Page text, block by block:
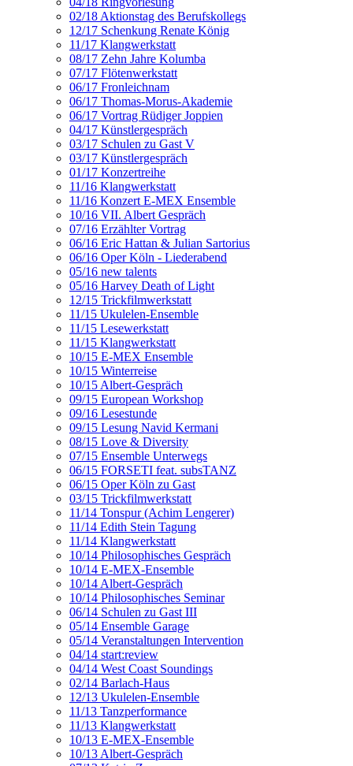
02/18 Aktionstag des Berufskollegs
12/17 Schenkung Renate König
11/17 Klangwerkstatt
08/17 Zehn Jahre Kolumba
07/17 Flötenwerkstatt
06/17 Fronleichnam
06/17 Thomas-Morus-Akademie
06/17 Vortrag Rüdiger Joppien
04/17 Künstlergespräch
03/17 Schulen zu Gast V
03/17 Künstlergespräch
01/17 Konzertreihe
11/16 Klangwerkstatt
11/16 Konzert E-MEX Ensemble
10/16 VII. Albert Gespräch
07/16 Erzählter Vortrag
06/16 Eric Hattan & Julian Sartorius
06/16 Oper Köln - Liederabend
05/16 new talents
05/16 Harvey Death of Light
12/15 Trickfilmwerkstatt
11/15 Ukulelen-Ensemble
11/15 Lesewerkstatt
11/15 Klangwerkstatt
10/15 E-MEX Ensemble
10/15 Winterreise
10/15 Albert-Gespräch
09/15 European Workshop
09/16 Lesestunde
09/15 Lesung Navid Kermani
08/15 Love & Diversity
07/15 Ensemble Unterwegs
06/15 FORSETI feat. subsTANZ
06/15 Oper Köln zu Gast
03/15 Trickfilmwerkstatt
11/14 Tonspur (Achim Lengerer)
11/14 Edith Stein Tagung
11/14 Klangwerkstatt
10/14 Philosophisches Gespräch
10/14 E-MEX-Ensemble
10/14 Albert-Gespräch
10/14 Philosophisches Seminar
06/14 Schulen zu Gast III
05/14 Ensemble Garage
05/14 Veranstaltungen Intervention
04/14 start:review
04/14 West Coast Soundings
02/14 Barlach-Haus
12/13 Ukulelen-Ensemble
11/13 Tanzperformance
11/13 Klangwerkstatt
10/13 E-MEX-Ensemble
10/13 Albert-Gespräch